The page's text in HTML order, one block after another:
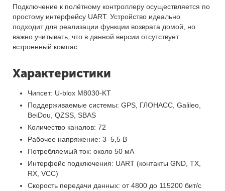
Подключение к полётному контроллеру осуществляется по
простому интерфейсу UART. Устройство идеально
подходит для реализации функции возврата домой, но
важно учитывать, что в данной версии отсутствует
встроенный компас.
Характеристики
Чипсет: U-blox M8030-KT
Поддерживаемые системы: GPS, ГЛОНАСС, Galileo,
BeiDou, QZSS, SBAS
Количество каналов: 72
Рабочее напряжение: 3–5,5 В
Потребляемый ток: около 50 мА
Интерфейс подключения: UART (контакты GND, TX,
RX, VCC)
Скорость передачи данных: от 4800 до 115200 бит/с